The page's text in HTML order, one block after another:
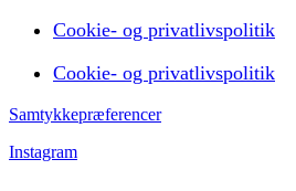
Cookie- og privatlivspolitik
Cookie- og privatlivspolitik
Samtykkepræferencer
Instagram